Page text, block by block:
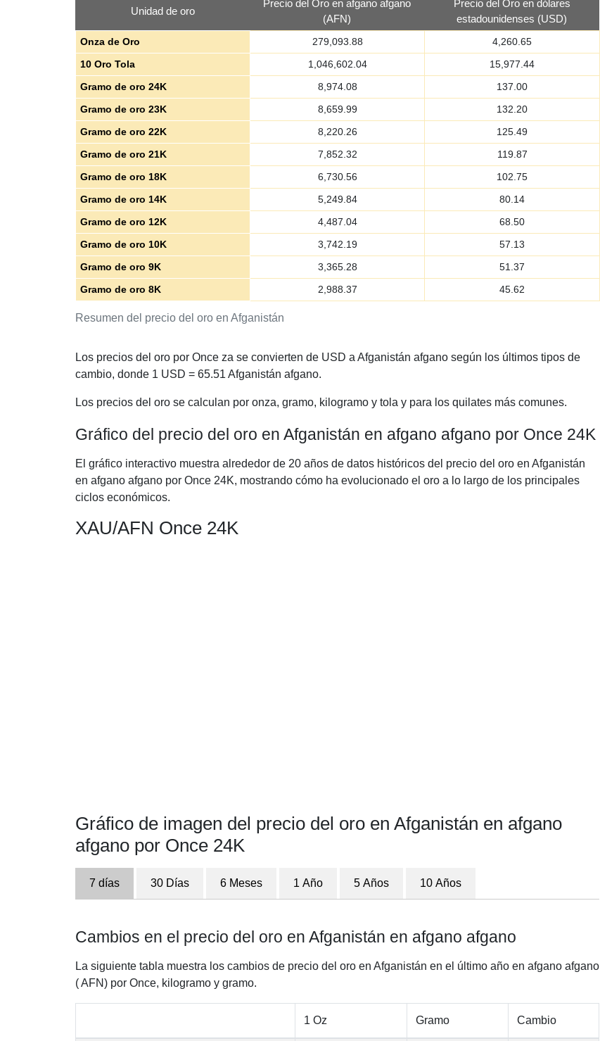
Resumen del precio del oro en Afganistán
Unidad de oro
Precio del Oro en afgano afgano
(AFN)
Precio del Oro en dólares
estadounidenses (USD)
Onza de Oro 279,093.88
4,260.65
10 Oro Tola
1,046,602.04
15,977.44
Gramo de oro 24K
8,974.08
137.00
Gramo de oro 23K
8,659.99
132.20
Gramo de oro 22K
8,220.26
125.49
Gramo de oro 21K
7,852.32
119.87
Gramo de oro 18K
6,730.56
102.75
Gramo de oro 14K
5,249.84
80.14
Gramo de oro 12K
4,487.04
68.50
Gramo de oro 10K
3,742.19
57.13
Gramo de oro 9K
3,365.28
51.37
Gramo de oro 8K
2,988.37 45.62
Los precios del oro por Once za se convierten de USD a Afganistán afgano según los últimos tipos de
cambio, donde 1 USD = 65.51 Afganistán afgano.
Los precios del oro se calculan por onza, gramo, kilogramo y tola y para los quilates más comunes.
Gráfico del precio del oro en Afganistán en afgano afgano por Once 24K
El gráfico interactivo muestra alrededor de 20 años de datos históricos del precio del oro en Afganistán
en afgano afgano por Once 24K, mostrando cómo ha evolucionado el oro a lo largo de los principales
ciclos económicos.
XAU/AFN Once 24K
Gráfico de imagen del precio del oro en Afganistán en afgano
afgano por Once 24K
7 días 30 Días 6 Meses 1 Año 5 Años 10 Años
Cambios en el precio del oro en Afganistán en afgano afgano
La siguiente tabla muestra los cambios de precio del oro en Afganistán en el último año en afgano afgano
( AFN) por Once, kilogramo y gramo.
1 Oz Gramo Cambio